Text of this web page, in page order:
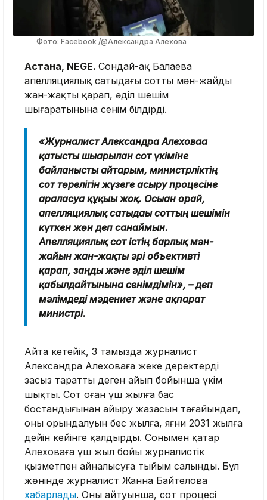
Фото: Facebook /@Александра Алехова
Астана, NEGE. Сондай-ақ Балаева
апелляциялық сатыдағы соттың мән-жайды
жан-жақты қарап, әділ шешім
шығаратынына сенім білдірді.
«Журналист Александра Алеховаға
қатысты шығарылған сот үкіміне
байланысты айтарым, министрліктің
сот төрелігін жүзеге асыру процесіне
араласуға құқығы жоқ. Осыған орай,
апелляциялық сатыдағы соттың шешімін
күткен жөн деп санаймын.
Апелляциялық сот істің барлық мән-
жайын жан-жақты әрі объективті
қарап, заңды және әділ шешім
қабылдайтынына сенімдімін», – деп
мәлімдеді мәдениет және ақпарат
министрі.
Айта кетейік, 3 тамызда журналист
Александра Алеховаға жеке деректерді
заңсыз таратты деген айып бойынша үкім
шықты. Сот оған үш жылға бас
бостандығынан айыру жазасын тағайындап,
оның орындалуын бес жылға, яғни 2031 жылға
дейін кейінге қалдырды. Сонымен қатар
Алеховаға үш жыл бойы журналистік
қызметпен айналысуға тыйым салынды. Бұл
жөнінде журналист Жанна Байтелова
хабарлады. Оның айтуынша, сот процесі